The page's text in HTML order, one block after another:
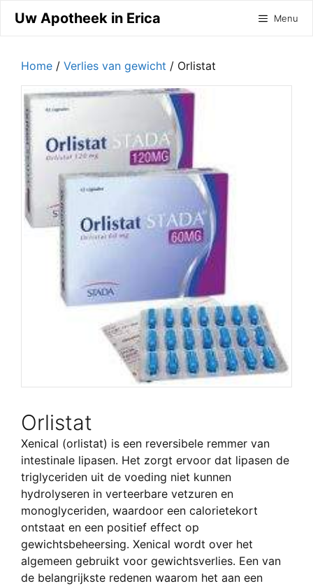
naar
inhoud
Uw Apotheek in Erica Menu
Home / Verlies van gewicht / Orlistat
Orlistat
Xenical (orlistat) is een reversibele remmer van
intestinale lipasen. Het zorgt ervoor dat lipasen de
triglyceriden uit de voeding niet kunnen
hydrolyseren in verteerbare vetzuren en
monoglyceriden, waardoor een calorietekort
ontstaat en een positief effect op
gewichtsbeheersing. Xenical wordt over het
algemeen gebruikt voor gewichtsverlies. Een van
de belangrijkste redenen waarom het aan een